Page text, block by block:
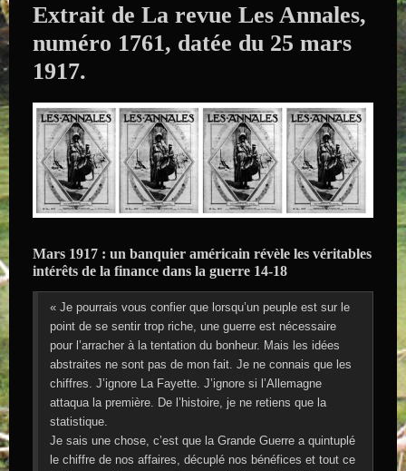
Extrait de La revue Les Annales,
numéro 1761, datée du 25 mars
1917.
Mars 1917 : un banquier américain révèle les véritables
intérêts de la finance dans la guerre 14-18
« Je pourrais vous confier que lorsqu’un peuple est sur le
point de se sentir trop riche, une guerre est nécessaire
pour l’arracher à la tentation du bonheur. Mais les idées
abstraites ne sont pas de mon fait. Je ne connais que les
chiffres. J’ignore La Fayette. J’ignore si l’Allemagne
attaqua la première. De l’histoire, je ne retiens que la
statistique.
Je sais une chose, c’est que la Grande Guerre a quintuplé
le chiffre de nos affaires, décuplé nos bénéfices et tout ce